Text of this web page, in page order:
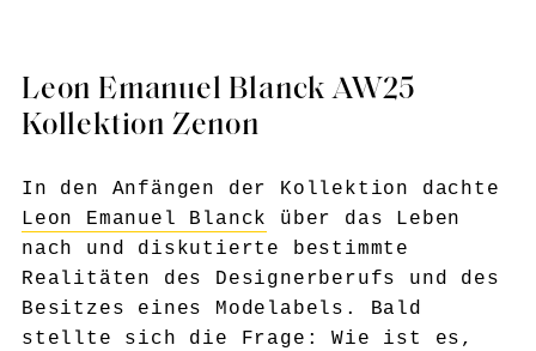
Leon Emanuel Blanck AW25
Kollektion Zenon
In den Anfängen der Kollektion dachte
Leon Emanuel Blanck
über das Leben
nach und diskutierte bestimmte
Realitäten des Designerberufs und des
Besitzes eines Modelabels. Bald
stellte sich die Frage: Wie ist es,